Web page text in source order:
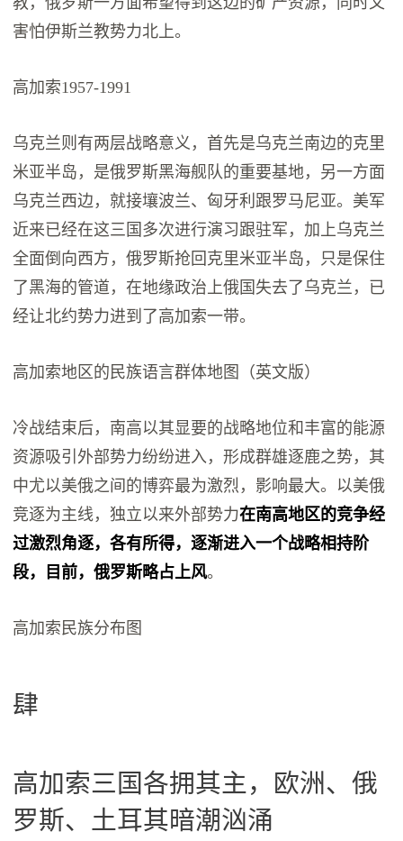
害怕伊斯兰教势力北上。
高加索1957-1991
乌克兰则有两层战略意义，首先是乌克兰南边的克里
米亚半岛，是俄罗斯黑海舰队的重要基地，另一方面
乌克兰西边，就接壤波兰、匈牙利跟罗马尼亚。美军
近来已经在这三国多次进行演习跟驻军，加上乌克兰
全面倒向西方，俄罗斯抢回克里米亚半岛，只是保住
了黑海的管道，在地缘政治上俄国失去了乌克兰，已
经让北约势力进到了高加索一带。
高加索地区的民族语言群体地图（英文版）
冷战结束后，南高以其显要的战略地位和丰富的能源
资源吸引外部势力纷纷进入，形成群雄逐鹿之势，其
中尤以美俄之间的博弈最为激烈，影响最大。以美俄
竞逐为主线，独立以来外部势力在南高地区的竞争经
过激烈角逐，各有所得，逐渐进入一个战略相持阶
段，目前，俄罗斯略占上风。
高加索民族分布图
肆
高加索三国各拥其主，欧洲、俄
罗斯、土耳其暗潮汹涌